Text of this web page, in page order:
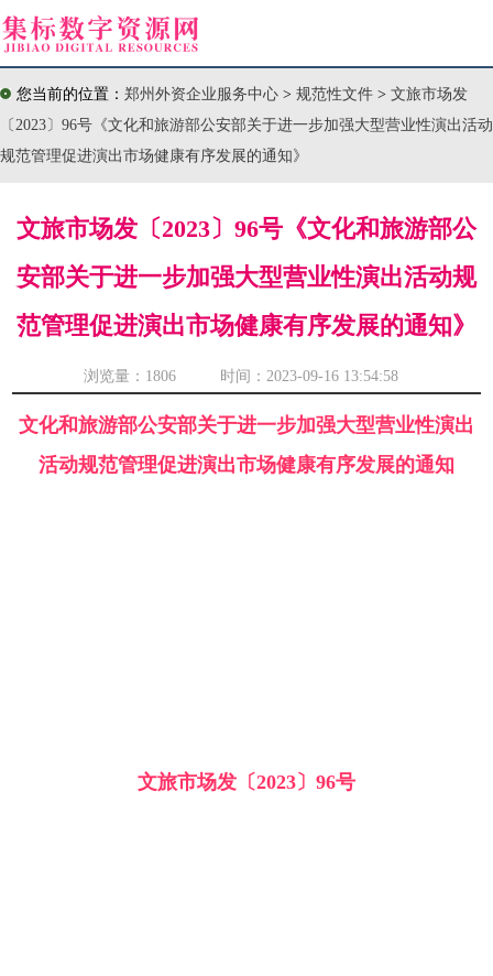
您当前的位置： 郑州外资企业服务中心 > 规范性文件 > 文旅市场发
〔2023〕96号《文化和旅游部公安部关于进一步加强大型营业性演出活动
规范管理促进演出市场健康有序发展的通知》
文旅市场发〔2023〕96号《文化和旅游部公
安部关于进一步加强大型营业性演出活动规
范管理促进演出市场健康有序发展的通知》
浏览量： 1806 时间：2023-09-16 13:54:58
文化和旅游部公安部关于进一步加强大型营业性演出
活动规范管理促进演出市场健康有序发展的通知
文旅市场发〔2023〕96号